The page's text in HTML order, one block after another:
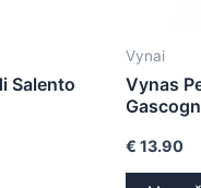
Salento
Vynai
Vynas
€ 13.90